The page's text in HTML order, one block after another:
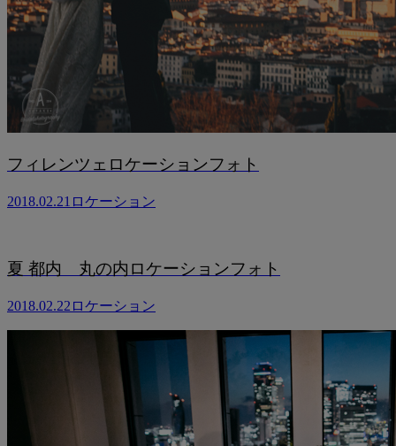
フィレンツェロケーションフォト
2018.02.21 ロケーション
夏 都内 丸の内ロケーションフォト
2018.02.22 ロケーション